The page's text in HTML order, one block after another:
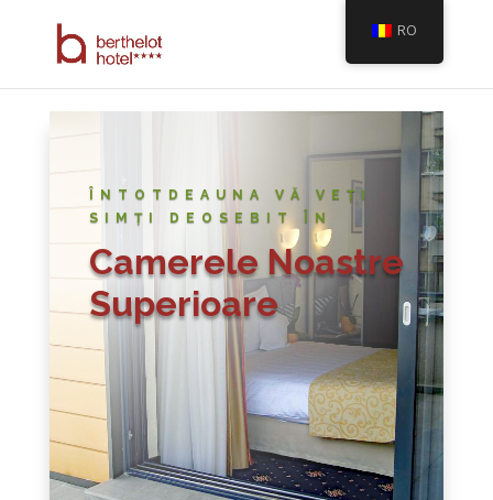
ÎNTOTDEAUNA VĂ VEȚI
SIMȚI DEOSEBIT ÎN
Camerele Noastre
Superioare
RO